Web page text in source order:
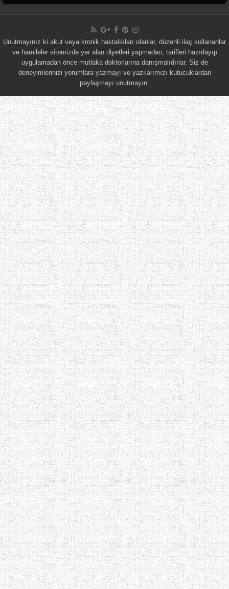
Unutmayınız ki akut veya kronik hastalıkları olanlar, düzenli ilaç kullananlar
ve hamileler sitemizde yer alan diyetleri yapmadan, tarifleri hazırlayıp
uygulamadan önce mutlaka doktorlarına danışmalıdırlar. Siz de
deneyimlerinizi yorumlara yazmayı ve yazılarımızı kutucuklardan
paylaşmayı unutmayın.